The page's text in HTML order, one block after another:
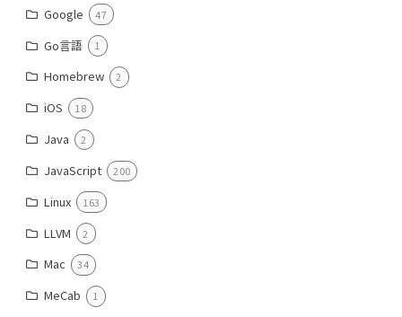
Google 47
Go言語 1
Homebrew 2
iOS 18
Java 2
JavaScript 200
Linux 163
LLVM 2
Mac 34
MeCab 1